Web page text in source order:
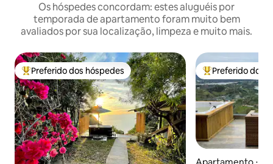
Os hóspedes concordam: estes aluguéis por
temporada de apartamento foram muito bem
avaliados por sua localização, limpeza e muito mais.
Entre os melhores preferidos dos hóspedes
Preferido dos hóspedes Entre os
Preferido dos